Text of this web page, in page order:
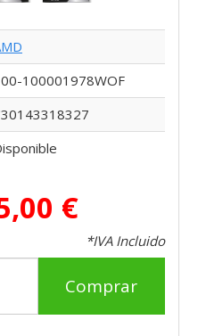
100001978WOF
€
*IVA Incluido
Comprar